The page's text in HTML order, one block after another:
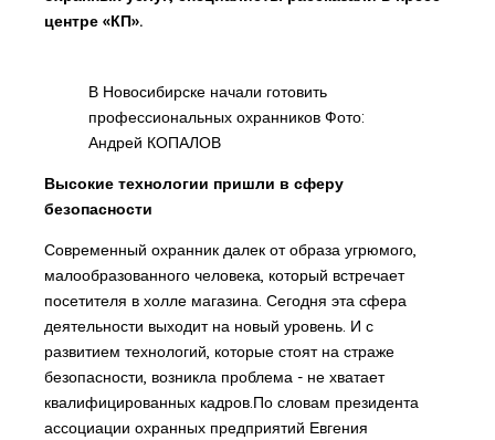
центре «КП».
В Новосибирске начали готовить
профессиональных охранников Фото:
Андрей КОПАЛОВ
Высокие технологии пришли в сферу
безопасности
Современный охранник далек от образа угрюмого,
малообразованного человека, который встречает
посетителя в холле магазина. Сегодня эта сфера
деятельности выходит на новый уровень. И с
развитием технологий, которые стоят на страже
безопасности, возникла проблема - не хватает
квалифицированных кадров.По словам президента
ассоциации охранных предприятий Евгения